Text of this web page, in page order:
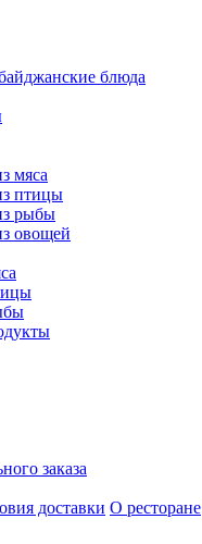
блюда
мяса
птицы
рыбы
овощей
заказа
доставки О ресторане